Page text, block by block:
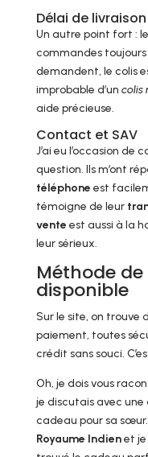
Délai de livraison
Un autre point fort :
commandes toujours
demandent, le colis
improbable d’un colis
aide précieuse.
Contact et SAV
J’ai eu l’occasion de
question. Ils m’ont
téléphone est
témoigne de leur
vente est aussi à la
leur sérieux.
Méthode
disponible
Sur le site, on trouve
paiement, toutes
crédit sans souci.
Oh, je dois vous
je discutais avec
cadeau pour sa sœur.
Royaume Indienet je